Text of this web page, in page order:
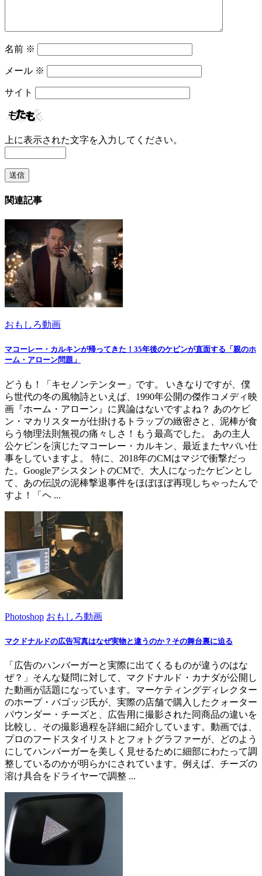
名前 ※
メール ※
サイト
上に表示された文字を入力してください。
関連記事
おもしろ動画
マコーレー・カルキンが帰ってきた！35年後のケビンが直面する「親のホ
ーム・アローン問題」
どうも！「キセノンテンター」です。 いきなりですが、僕
ら世代の冬の風物詩といえば、1990年公開の傑作コメディ映
画『ホーム・アローン』に異論はないですよね？ あのケビ
ン・マカリスターが仕掛けるトラップの緻密さと、泥棒が食
らう物理法則無視の痛々しさ！もう最高でした。 あの主人
公ケビンを演じたマコーレー・カルキン、最近またヤバい仕
事をしていますよ。 特に、2018年のCMはマジで衝撃だっ
た。GoogleアシスタントのCMで、大人になったケビンとし
て、あの伝説の泥棒撃退事件をほぼほぼ再現しちゃったんで
すよ！「ヘ ...
Photoshop おもしろ動画
マクドナルドの広告写真はなぜ実物と違うのか？その舞台裏に迫る
「広告のハンバーガーと実際に出てくるものが違うのはな
ぜ？」そんな疑問に対して、マクドナルド・カナダが公開し
た動画が話題になっています。マーケティングディレクター
のホープ・バゴッジ氏が、実際の店舗で購入したクォーター
パウンダー・チーズと、広告用に撮影された同商品の違いを
比較し、その撮影過程を詳細に紹介しています。動画では、
プロのフードスタイリストとフォトグラファーが、どのよう
にしてハンバーガーを美しく見せるために細部にわたって調
整しているのかが明らかにされています。例えば、チーズの
溶け具合をドライヤーで調整 ...